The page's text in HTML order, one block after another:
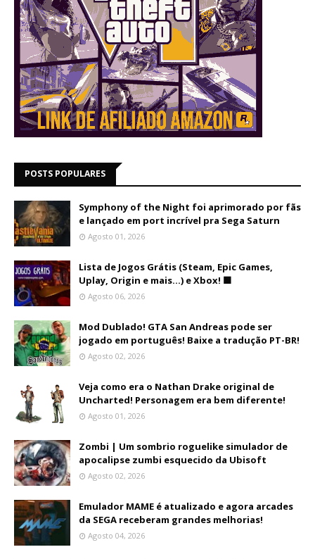
POSTS POPULARES
Symphony of the Night foi aprimorado por fãs
e lançado em port incrível pra Sega Saturn
Agosto 01, 2026
Lista de Jogos Grátis (Steam, Epic Games,
Uplay, Origin e mais...) e Xbox! 🟩
Agosto 06, 2026
Mod Dublado! GTA San Andreas pode ser
jogado em português! Baixe a tradução PT-BR!
Agosto 02, 2026
Veja como era o Nathan Drake original de
Uncharted! Personagem era bem diferente!
Agosto 01, 2026
Zombi | Um sombrio roguelike simulador de
apocalipse zumbi esquecido da Ubisoft
Agosto 02, 2026
Emulador MAME é atualizado e agora arcades
da SEGA receberam grandes melhorias!
Agosto 04, 2026